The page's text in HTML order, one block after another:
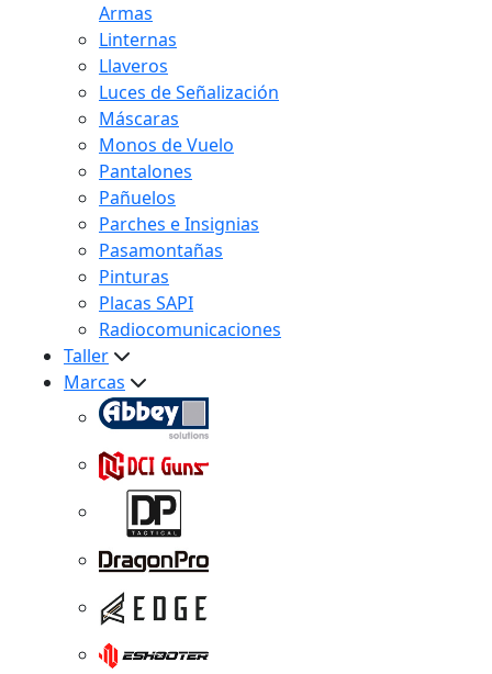
Armas
Linternas
Llaveros
Luces de Señalización
Máscaras
Monos de Vuelo
Pantalones
Pañuelos
Parches e Insignias
Pasamontañas
Pinturas
Placas SAPI
Radiocomunicaciones
Taller
Marcas